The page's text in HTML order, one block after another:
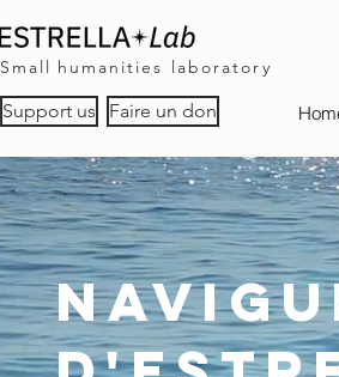
Small humanities laboratory
Support us Faire un don